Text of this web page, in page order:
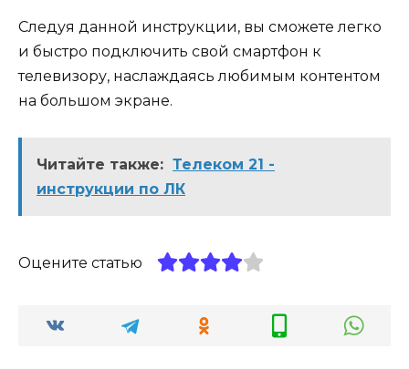
Следуя данной инструкции, вы сможете легко
и быстро подключить свой смартфон к
телевизору, наслаждаясь любимым контентом
на большом экране.
Читайте также: Телеком 21 -
инструкции по ЛК
Оцените статью